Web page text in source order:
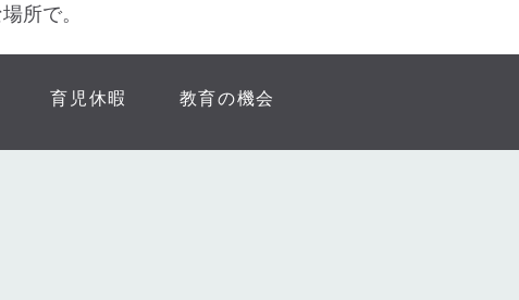
所で。
育児休暇 教育の機会